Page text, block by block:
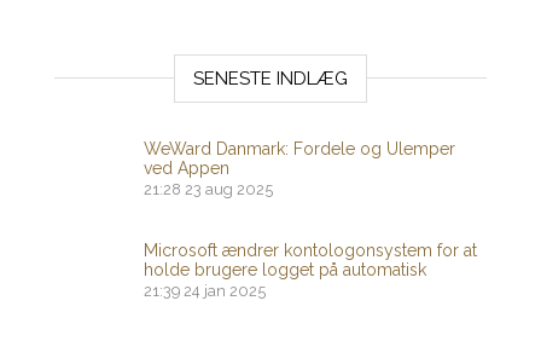
SENESTE INDLÆG
WeWard Danmark: Fordele og Ulemper
ved Appen
21:28 23 aug 2025
Microsoft ændrer kontologonsystem for at
holde brugere logget på automatisk
21:39 24 jan 2025